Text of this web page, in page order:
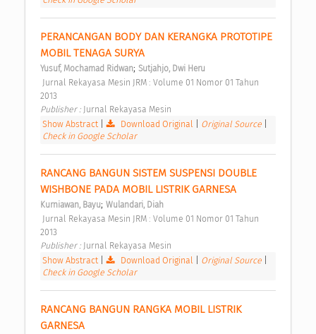
PERANCANGAN BODY DAN KERANGKA PROTOTIPE
MOBIL TENAGA SURYA
Yusuf, Mochamad Ridwan; Sutjahjo, Dwi Heru
2013
Publisher : Jurnal Rekayasa Mesin
Show Abstract| Download Original Original Source
Check in Google Scholar
RANCANG BANGUN SISTEM SUSPENSI DOUBLE
WISHBONE PADA MOBIL LISTRIK GARNESA
Kurniawan, Bayu; Wulandari, Diah
2013
Publisher : Jurnal Rekayasa Mesin
Show Abstract| Download Original Original Source
Check in Google Scholar
RANCANG BANGUN RANGKA MOBIL LISTRIK
GARNESA